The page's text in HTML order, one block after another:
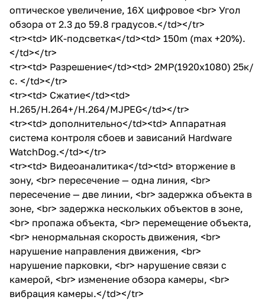
оптическое увеличение, 16X цифровое <br> Угол
обзора от 2.3 до 59.8 градусов.</td></tr>
<tr><td> ИК-подсветка</td><td> 150m (max +20%).
</td></tr>
<tr><td> Разрешение</td><td> 2MP(1920x1080) 25к/
с. </td></tr>
<tr><td> Сжатие</td><td>
H.265/H.264+/H.264/MJPEG</td></tr>
<tr><td> дополнительно</td><td> Аппаратная
система контроля сбоев и зависаний Hardware
WatchDog.</td></tr>
<tr><td> Видеоаналитика</td><td> вторжение в
зону, <br> пересечение — одна линия, <br>
пересечение — две линии, <br> задержка объекта в
зоне, <br> задержка нескольких объектов в зоне,
<br> пропажа объекта, <br> перемещение объекта,
<br> ненормальная скорость движения, <br>
нарушение направления движения, <br>
нарушение парковки, <br> нарушение связи с
камерой, <br> изменение обзора камеры, <br>
вибрация камеры.</td></tr>